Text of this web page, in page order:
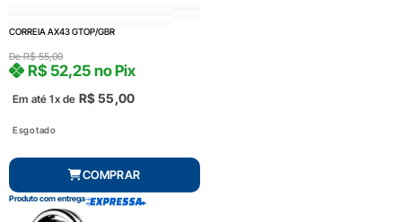
CORREIA AX43 GTOP/GBR
DeR$55,00
Em até 1x de R$55,00
R$52,25 no Pix
Esgotado
COMPRAR
Produto com entrega